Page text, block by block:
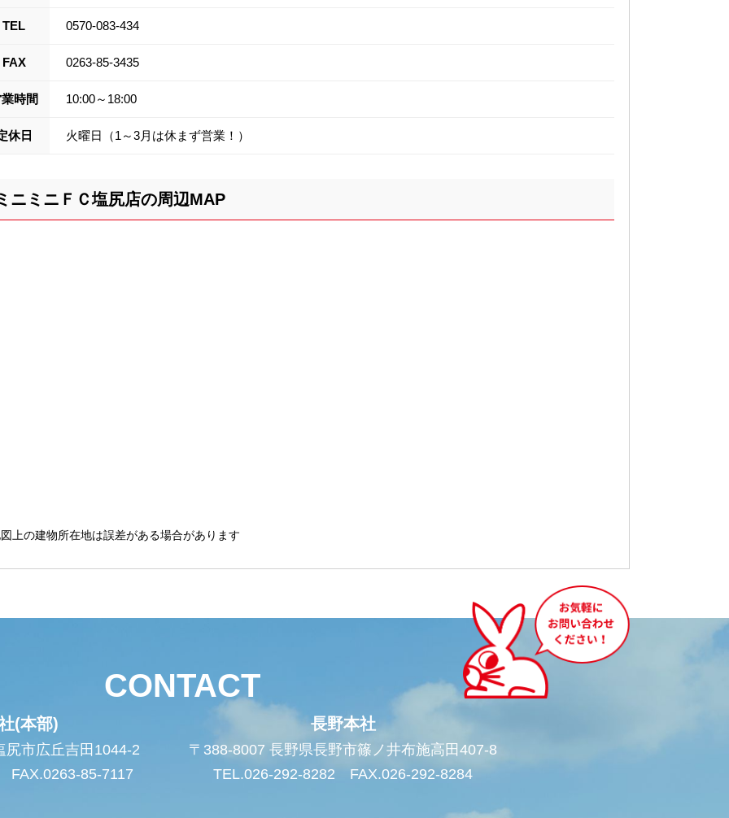
TEL 0570-083-434
FAX 0263-85-3435
時間 10:00～18:00
休日 火曜日（1～3月は休まず営業！）
ニミニＦＣ塩尻店の周辺MAP
上の建物所在地は誤差がある場合があります
CONTACT
(本部)
尻市広丘吉田1044-2
85-7117
長野本社
〒388-8007 長野県長野市篠ノ井布施高田407-8
TEL.026-292-8282 FAX.026-292-8284